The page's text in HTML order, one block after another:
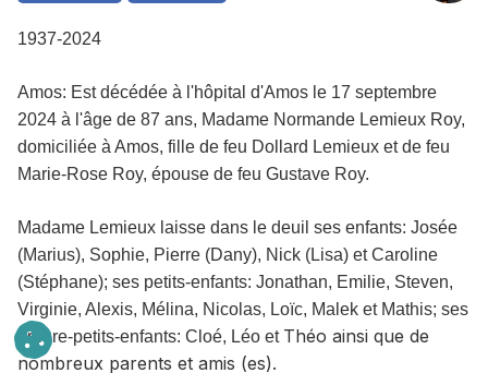
1937-2024
Amos: Est décédée à l'hôpital d'Amos le 17 septembre
2024 à l'âge de 87 ans, Madame Normande Lemieux Roy,
domiciliée à Amos, fille de feu Dollard Lemieux et de feu
Marie-Rose Roy, épouse de feu Gustave Roy.
Madame Lemieux laisse dans le deuil ses enfants: Josée
(Marius), Sophie, Pierre (Dany), Nick (Lisa) et Caroline
(Stéphane); ses petits-enfants: Jonathan, Emilie, Steven,
Virginie, Alexis, Mélina, Nicolas, Loïc, Malek et Mathis; ses
arrière-petits-enfants: Cloé, Léo et Théo ainsi que de
nombreux parents et amis (es).